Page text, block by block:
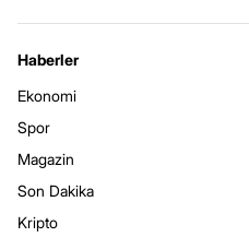
Haberler
Ekonomi
Spor
Magazin
Son Dakika
Kripto